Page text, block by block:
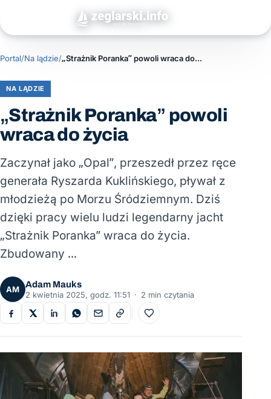
Portal/Na lądzie/ „Strażnik Poranka” powoli wraca do życia
NA LĄDZIE
„Strażnik Poranka” powoli
wraca do życia
Zaczynał jako „Opal”, przeszedł przez ręce
generała Ryszarda Kuklińskiego, pływał z
młodzieżą po Morzu Śródziemnym. Dziś
dzięki pracy wielu ludzi legendarny jacht
„Strażnik Poranka” wraca do życia.
Zbudowany …
AM
Adam Mauks
2 kwietnia 2025, godz. 11:51 · 2 min czytania
Do ulubionych